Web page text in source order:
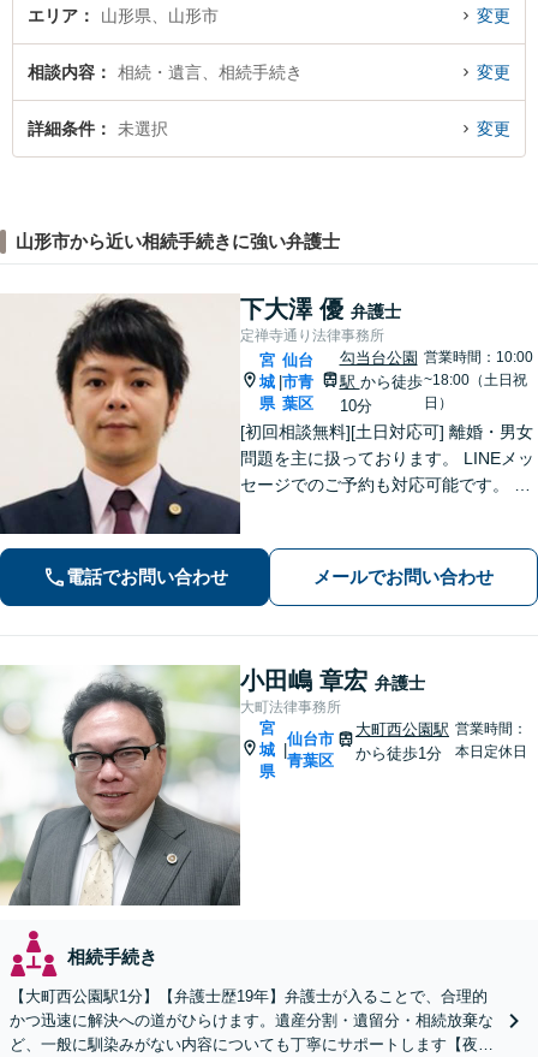
エリア 山形県、山形市 変更
相談内容 相続・遺言、相続手続き 変更
詳細条件 未選択 変更
山形市から近い相続手続きに強い弁護士
下大澤 優 弁護士
定禅寺通り法律事務所
宮
城
県
仙台
市青
葉区
勾当台公園
駅 から徒歩
10分
営業時間：10:00
~18:00（土日祝
日）
[初回相談無料][土日対応可] 離婚・男女
問題を主に扱っております。 LINEメッ
セージでのご予約も対応可能です。 LI
in.ee/uFqpYWb
電話でお問い合わせ メールでお問い合わせ
小田嶋 章宏 弁護士
大町法律事務所
宮
城
県
仙台市
青葉区
大町西公園駅
から徒歩1分
営業時間：
本日定休日
相続手続き
【大町西公園駅1分】【弁護士歴19年】弁護士が入ることで、合理的
かつ迅速に解決への道がひらけます。遺産分割・遺留分・相続放棄な
ど、一般に馴染みがない内容についても丁寧にサポートします【夜